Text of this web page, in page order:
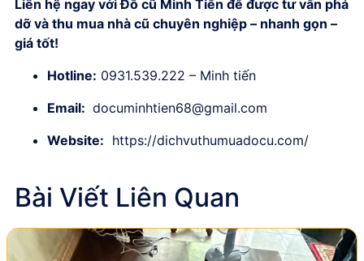
Liên hệ ngay với Đồ cũ Minh Tiến để được tư vấn phá
dỡ và thu mua nhà cũ chuyên nghiệp – nhanh gọn –
giá tốt!
Hotline: 0931.539.222 – Minh tiến
Email: documinhtien68@gmail.com
Website: https://dichvuthumuadocu.com/
Bài Viết Liên Quan